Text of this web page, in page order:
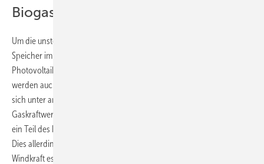
Biogas und Biomasse sind teurer
Um die unstete und wetterabhängige Produktion abzufedern, sind
Speicher immer gefragter. Viele neue Anlagen – vor allem im Bereich
Photovoltaik – werden inzwischen mit Batterien kombiniert. Doch es
werden auch saisonale Speichermöglichkeiten gebraucht. Hier bietet
sich unter anderem Biomasse und Biogas – letzteres genutzt in
Gaskraftwerken – an. Dies können als regelbare Kraftwerke zumindest
ein Teil des benötigten flexiblen Backups stellen.
Dies allerdings zu weit höheren Kosten als die Photovoltaik und die
Windkraft es können. So kostet der Strom aus Biogaskraftwerken